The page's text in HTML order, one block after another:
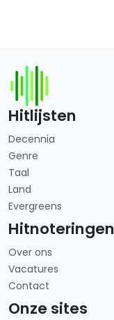
Hitlijsten
Decennia
Genre
Taal
Land
Evergreens
Hitnoteringen
Over ons
Vacatures
Contact
Onze sites